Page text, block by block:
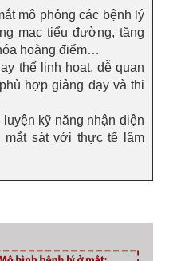
mô phỏng các bệnh lý
mạc tiểu đường, tăng
hoàng điểm…
thế linh hoạt, dễ quan
hợp giảng dạy và thi
luyện kỹ năng nhận diện
mắt sát với thực tế lâm